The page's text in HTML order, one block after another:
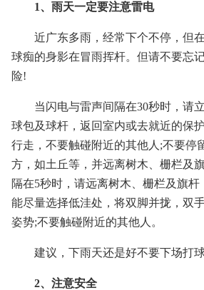
1、雨天一定要注意雷电
近广东多雨，经常下个不停，但
球痴的身影在冒雨挥杆。但请不要忘
险!
当闪电与雷声间隔在30秒时，请
球包及球杆，返回室内或去就近的保
行走，不要触碰附近的其他人;不要停
方，如土丘等，并远离树木、栅栏及
隔在5秒时，请远离树木、栅栏及旗
能尽量选择低洼处，将双脚并拢，双
姿势;不要触碰附近的其他人。
建议，下雨天还是好不要下场打
2、注意安全